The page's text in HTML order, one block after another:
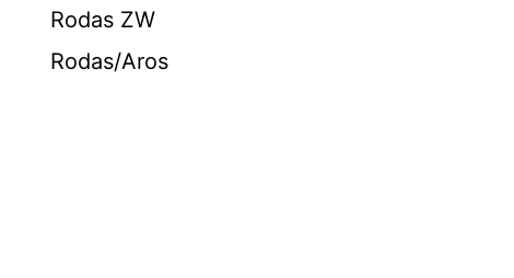
Rodas ZW
Rodas/Aros